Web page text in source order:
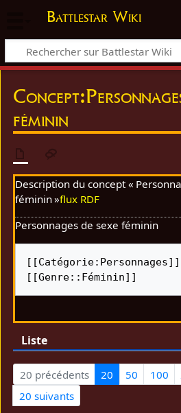
Battlestar Wiki
Concept:
féminin
Description du concept «
féminin »flux RDF
Personnages de sexe féminin
[[Catégorie:Personnages]]
[[Genre::Féminin]]
Liste
20 précédents 20 50 100
20 suivants